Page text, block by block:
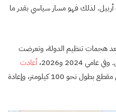
لذلك فهو مسار سياسي بقدر ما
الخط فعليًا منذ عام 2014 بعد هجمات تنظيم الدولة، وتعرضت
2024 و2026،
أعادت
بغداد طرح تأهيله، بما في ذلك فحص مقطع بطول نحو 100 كيلومتر، وإعادة